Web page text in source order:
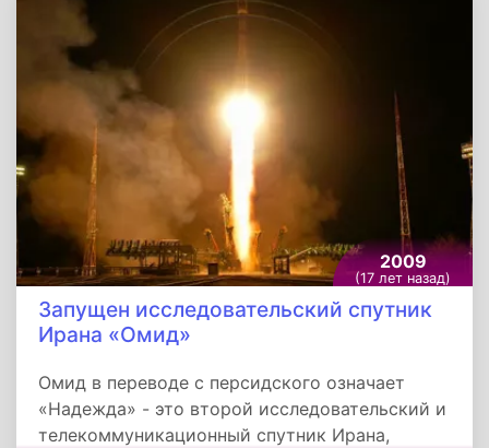
защищенный президентский дворец. Они не
захватили дворец, и после двух дней боев
отступили за пределы города. Примерно
через два дня они отступали на восток.
2009
(17 лет назад)
Запущен исследовательский спутник
Ирана «Омид»
Омид в переводе с персидского означает
«Надежда» - это второй исследовательский и
телекоммуникационный спутник Ирана,